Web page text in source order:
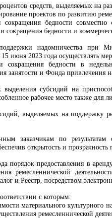
средств, выделяемых на
проектов по развитию
сокращения бедности
и сокращения бедности и
надомничества при
июня 2023 года осуществлять
сокращения бедности в
занятости и Фонда привлечения
выделения субсидий на
рабочее место также
выделяемых на поддержку
заказчикам по
открытость и прозрачность
порядок предоставления в
ремесленнической
и Реестр, посредством
с которым:
материального культурного
ремесленнической